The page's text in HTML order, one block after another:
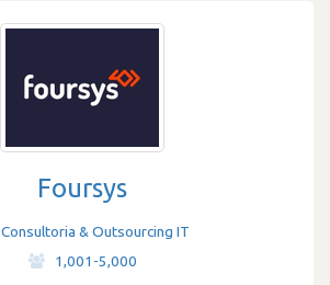
Foursys
Consultoria & Outsourcing IT
1,001-5,000